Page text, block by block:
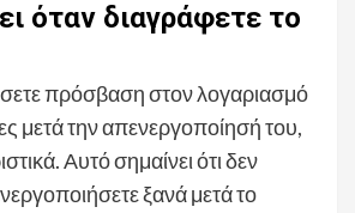
όταν διαγράφετε το
πρόσβαση στον λογαριασμό
μετά την απενεργοποίησή του,
Αυτό σημαίνει ότι δεν
ξανά μετά το